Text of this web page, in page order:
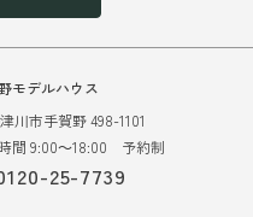
モデルハウス
川市手賀野 498-1101
間 9:00～18:00 予約制
25-7739